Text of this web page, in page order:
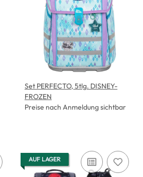
Set PERFECTO, 5tlg. DISNEY-
FROZEN
Preise nach Anmeldung sichtbar
AUF LAGER